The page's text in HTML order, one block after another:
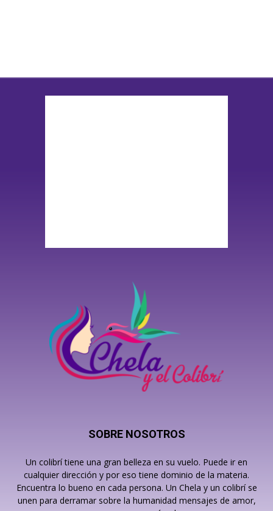
SOBRE NOSOTROS
Un colibrí tiene una gran belleza en su vuelo. Puede ir en
cualquier dirección y por eso tiene dominio de la materia.
Encuentra lo bueno en cada persona. Un Chela y un colibrí se
unen para derramar sobre la humanidad mensajes de amor,